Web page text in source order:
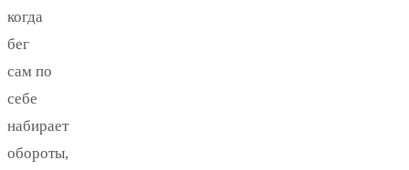
когда
бег
сам по
себе
набирает
обороты,